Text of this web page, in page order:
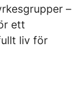
–
ett
liv för